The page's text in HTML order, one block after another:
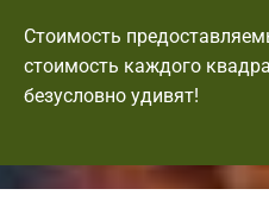
Стоимость
стоимость каждого
безусловно удивят!